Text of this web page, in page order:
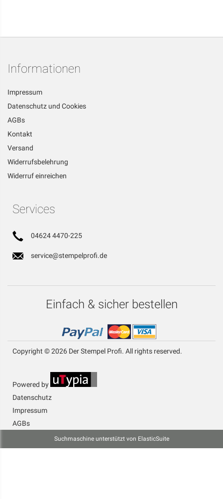
Informationen
Impressum
Datenschutz und Cookies
AGBs
Kontakt
Versand
Widerrufsbelehrung
Widerruf einreichen
Services
04624 4470-225
service@stempelprofi.de
Einfach & sicher bestellen
Copyright © 2026 Der Stempel Profi. All rights reserved.
Powered by
Datenschutz
Impressum
AGBs
Suchmaschine unterstützt von ElasticSuite